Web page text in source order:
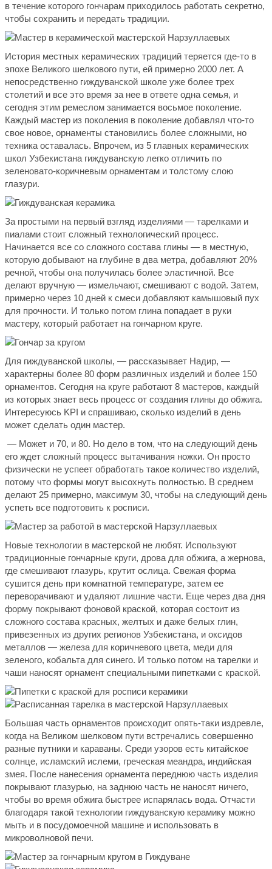
в течение которого гончарам приходилось работать секретно,
чтобы сохранить и передать традиции.
История местных керамических традиций теряется где-то в
эпохе Великого шелкового пути, ей примерно 2000 лет. А
непосредственно гиждуванской школе уже более трех
столетий и все это время за нее в ответе одна семья, и
сегодня этим ремеслом занимается восьмое поколение.
Каждый мастер из поколения в поколение добавлял что-то
свое новое, орнаменты становились более сложными, но
техника оставалась. Впрочем, из 5 главных керамических
школ Узбекистана гиждуванскую легко отличить по
зеленовато-коричневым орнаментам и толстому слою
глазури.
За простыми на первый взгляд изделиями — тарелками и
пиалами стоит сложный технологический процесс.
Начинается все со сложного состава глины — в местную,
которую добывают на глубине в два метра, добавляют 20%
речной, чтобы она получилась более эластичной. Все
делают вручную — измельчают, смешивают с водой. Затем,
примерно через 10 дней к смеси добавляют камышовый пух
для прочности. И только потом глина попадает в руки
мастеру, который работает на гончарном круге.
Для гиждуванской школы, — рассказывает Надир, —
характерны более 80 форм различных изделий и более 150
орнаментов. Сегодня на круге работают 8 мастеров, каждый
из которых знает весь процесс от создания глины до обжига.
Интересуюсь KPI и спрашиваю, сколько изделий в день
может сделать один мастер.
— Может и 70, и 80. Но дело в том, что на следующий день
его ждет сложный процесс вытачивания ножки. Он просто
физически не успеет обработать такое количество изделий,
потому что формы могут высохнуть полностью. В среднем
делают 25 примерно, максимум 30, чтобы на следующий день
успеть все подготовить к росписи.
Новые технологии в мастерской не любят. Используют
традиционные гончарные круги, дрова для обжига, а жернова,
где смешивают глазурь, крутит ослица. Свежая форма
сушится день при комнатной температуре, затем ее
переворачивают и удаляют лишние части. Еще через два дня
форму покрывают фоновой краской, которая состоит из
сложного состава красных, желтых и даже белых глин,
привезенных из других регионов Узбекистана, и оксидов
металлов — железа для коричневого цвета, меди для
зеленого, кобальта для синего. И только потом на тарелки и
чаши наносят орнамент специальными пипетками с краской.
Большая часть орнаментов происходит опять-таки издревле,
когда на Великом шелковом пути встречались совершенно
разные путники и караваны. Среди узоров есть китайское
солнце, исламский ислеми, греческая меандра, индийская
змея. После нанесения орнамента переднюю часть изделия
покрывают глазурью, на заднюю часть не наносят ничего,
чтобы во время обжига быстрее испарялась вода. Отчасти
благодаря такой технологии гиждуванскую керамику можно
мыть и в посудомоечной машине и использовать в
микроволновой печи.